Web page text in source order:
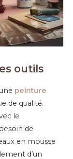
outils
peinture
de qualité.
le
de
en mousse
d’un